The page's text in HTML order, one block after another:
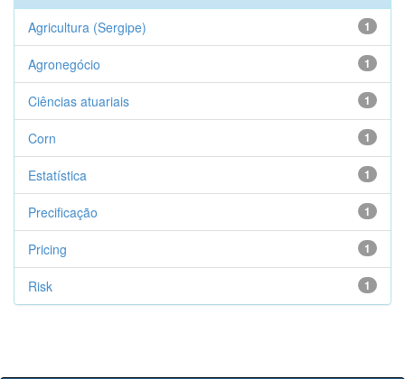
1
Agricultura (Sergipe)
1
Agronegócio
1
Ciências atuariais
1
Corn
1
Estatística
1
Precificação
1
Pricing
1
Risk